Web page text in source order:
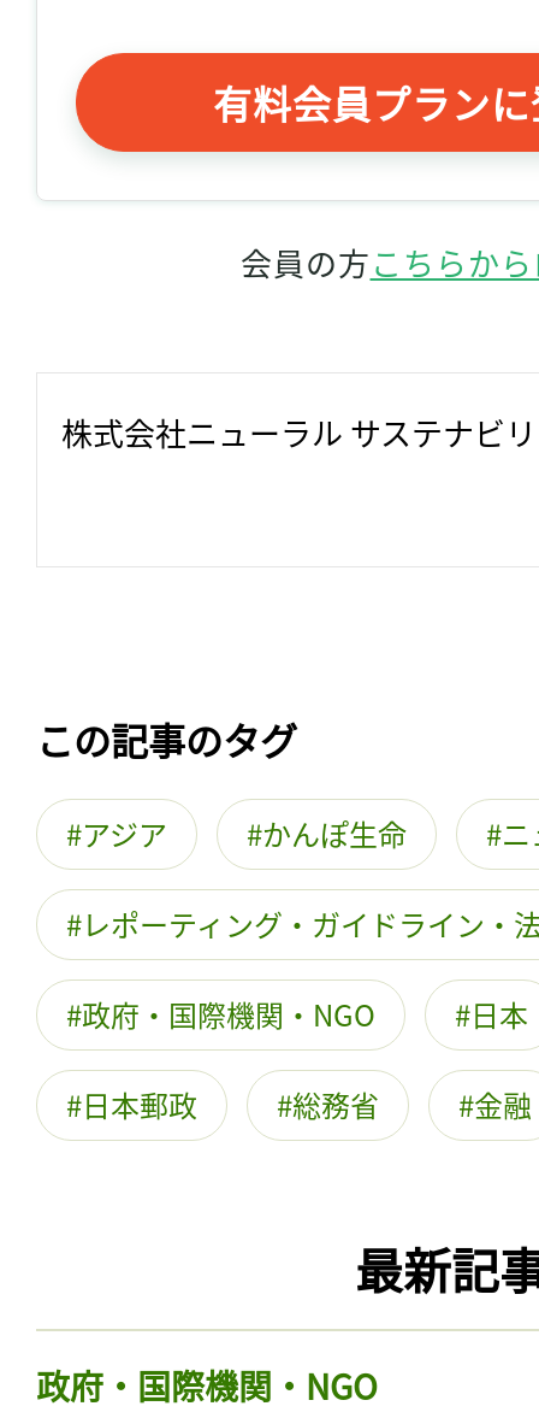
有料会員プラン
会員の方こちらか
株式会社ニューラル サステナビ
この記事のタグ
アジア かんぽ生命
レポーティング・ガイドライン・
政府・国際機関・NGO 日本
日本郵政 総務省 金融
最新記
政府・国際機関・NGO